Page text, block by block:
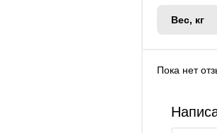
Вес, кг
Пока нет